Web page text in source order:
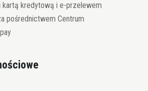
kartą kredytową i e-przelewem
pośrednictwem Centrum